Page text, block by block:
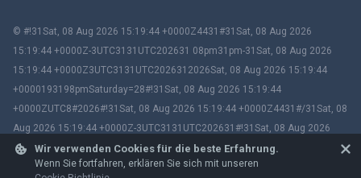
Wir verwenden Cookies für die beste Erfahrung.
Wenn Sie fortfahren, erklären Sie sich mit unseren
Bahasa Melayu
Čeština
Magyar
Български
© #!31Sat, 08 Aug 2026 15:19:44 +0000Z4431#31Sat, 08 Aug 2026
15:19:44 +0000Z-3UTC3131UTC202631 08pm31pm-31Sat, 08 Aug 2026
15:19:44 +0000Z3UTC3131UTC2026312026Sat, 08 Aug 2026 15:19:44
+0000193198pmSaturday=28#!31Sat, 08 Aug 2026 15:19:44
+0000ZUTC8#2026#!31Sat, 08 Aug 2026 15:19:44 +0000Z4431#/31Sat, 08
Aug 2026 15:19:44 +0000Z-3UTC3131UTC202631#!31Sat, 08 Aug 2026
15:19:44 +0000ZUTC8# mSpy. All trademarks are the property of their
respective owners.